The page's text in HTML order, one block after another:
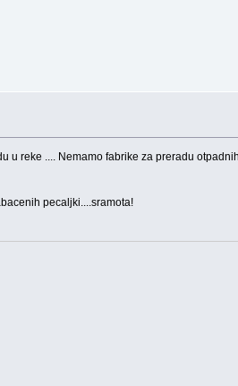
reke .... Nemamo fabrike za preradu
pecaljki....sramota!